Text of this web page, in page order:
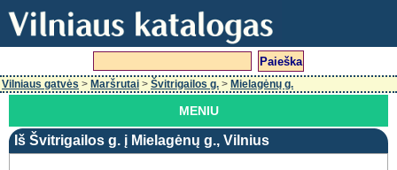
Vilniaus gatvės > Maršrutai > Švitrigailos g. > Mielagėnų g.
MENIU
Iš Švitrigailos g. į Mielagėnų g., Vilnius